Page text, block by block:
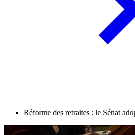
Réforme des retraites : le Sénat